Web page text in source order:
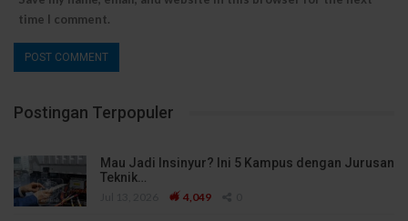
time I comment.
Postingan Terpopuler
Mau Jadi Insinyur? Ini 5 Kampus dengan Jurusan
Teknik…
4,049